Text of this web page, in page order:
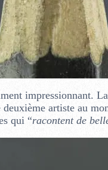
impressionnant.
artiste au
qui “racontent de